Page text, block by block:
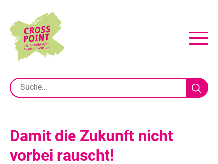
Damit die Zukunft nicht
vorbei rauscht!